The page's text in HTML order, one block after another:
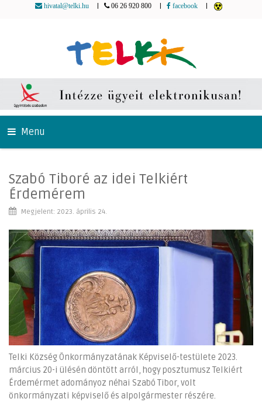
hivatal@telki.hu 06 26 920 800 facebook
Menu
Szabó Tiboré az idei Telkiért
Érdemérem
Megjelent: 2023. április 24.
Telki Község Önkormányzatának Képviselő-testülete 2023.
március 20-i ülésén döntött arról, hogy posztumusz Telkiért
Érdemérmet adományoz néhai Szabó Tibor, volt
önkormányzati képviselő és alpolgármester részére.